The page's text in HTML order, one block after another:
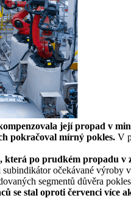
její propad v
pokračoval mírný pokles. V
po prudkém propadu v
očekávané
segmentů důvěra
se stal oproti červenci více